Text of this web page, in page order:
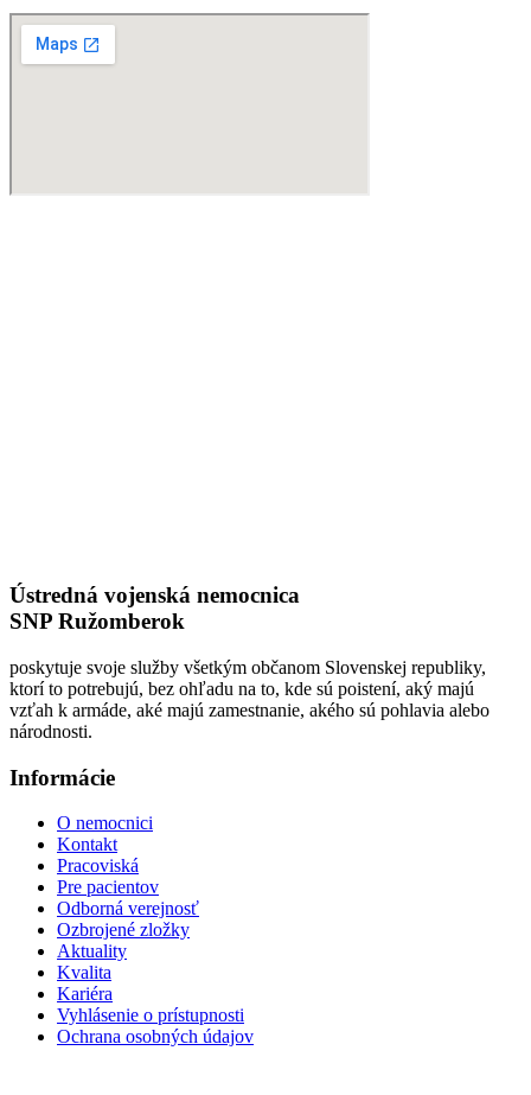
Ústredná vojenská nemocnica
SNP Ružomberok
poskytuje svoje služby všetkým občanom Slovenskej republiky,
ktorí to potrebujú, bez ohľadu na to, kde sú poistení, aký majú
vzťah k armáde, aké majú zamestnanie, akého sú pohlavia alebo
národnosti.
Informácie
O nemocnici
Kontakt
Pracoviská
Pre pacientov
Odborná verejnosť
Ozbrojené zložky
Aktuality
Kvalita
Kariéra
Vyhlásenie o prístupnosti
Ochrana osobných údajov